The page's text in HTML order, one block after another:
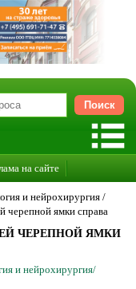
на сайте
и нейрохирургия/
черепной ямки справа
ЧЕРЕПНОЙ ЯМКИ
и нейрохирургия/